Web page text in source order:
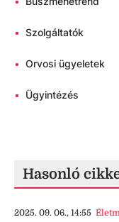
• Szolgáltatók
• Orvosi ügyeletek
• Ügyintézés
Hasonló
2025. 09. 06., 14:55